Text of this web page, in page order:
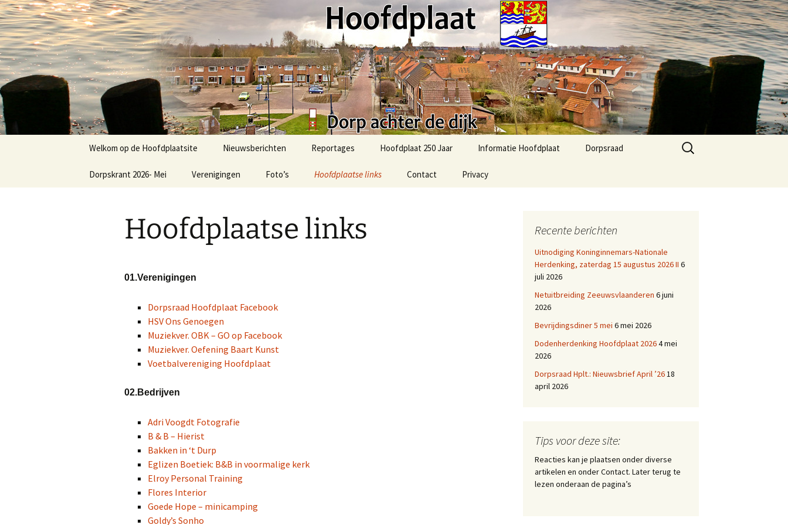
Ga
naar
de
inhoud
Hoofdplaat.com
Dorp achter de dijk
Welkom op de Hoofdplaatsite Nieuwsberichten
Nieuws
Reportages
51e Bevrijdingsmars-2025
Hoofdplaat 250 Jaar Informatie Hoofdplaat
Activiteiten Agenda
Hoofdplaat
Dorpsraad
Dorpsraad berichten
Agenda Dorphuis
Dorpskrant 2026- Mei Verenigingen Foto’s Hoofdplaatse links Contact Privacy
Zoeken
naar:
Hoofdplaatse links
01.Verenigingen
Dorpsraad Hoofdplaat Facebook
HSV Ons Genoegen
Muziekver. OBK – GO op Facebook
Muziekver. Oefening Baart Kunst
Voetbalvereniging Hoofdplaat
02.Bedrijven
Adri Voogdt Fotografie
B & B – Hierist
Bakken in ‘t Durp
Eglizen Boetiek: B&B in voormalige kerk
Elroy Personal Training
Flores Interior
Goede Hope – minicamping
Goldy’s Sonho
Recente berichten
Uitnodiging Koninginnemars-Nationale
Herdenking, zaterdag 15 augustus 2026 II 6
juli 2026
Netuitbreiding Zeeuwsvlaanderen 6 juni
2026
Bevrijdingsdiner 5 mei 6 mei 2026
Dodenherdenking Hoofdplaat 20264 mei
2026
Dorpsraad Hplt.: Nieuwsbrief April ’2618
april 2026
Tips voor deze site:
Reacties kan je plaatsen onder diverse
artikelen en onder Contact. Later terug te
lezen onderaan de pagina’s